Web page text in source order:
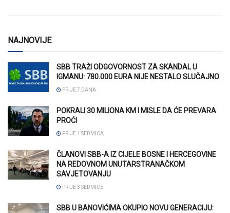
NAJNOVIJE
SBB TRAŽI ODGOVORNOST ZA SKANDAL U
IGMANU: 780.000 EURA NIJE NESTALO SLUČAJNO
PRIJE 7 DANA
POKRALI 30 MILIONA KM I MISLE DA ĆE PREVARA
PROĆI
PRIJE 1 SEDMICA
ČLANOVI SBB-A IZ CIJELE BOSNE I HERCEGOVINE
NA REDOVNOM UNUTARSTRANAČKOM
SAVJETOVANJU
PRIJE 3 SEDMICE
SBB U BANOVIĆIMA OKUPIO NOVU GENERACIJU: